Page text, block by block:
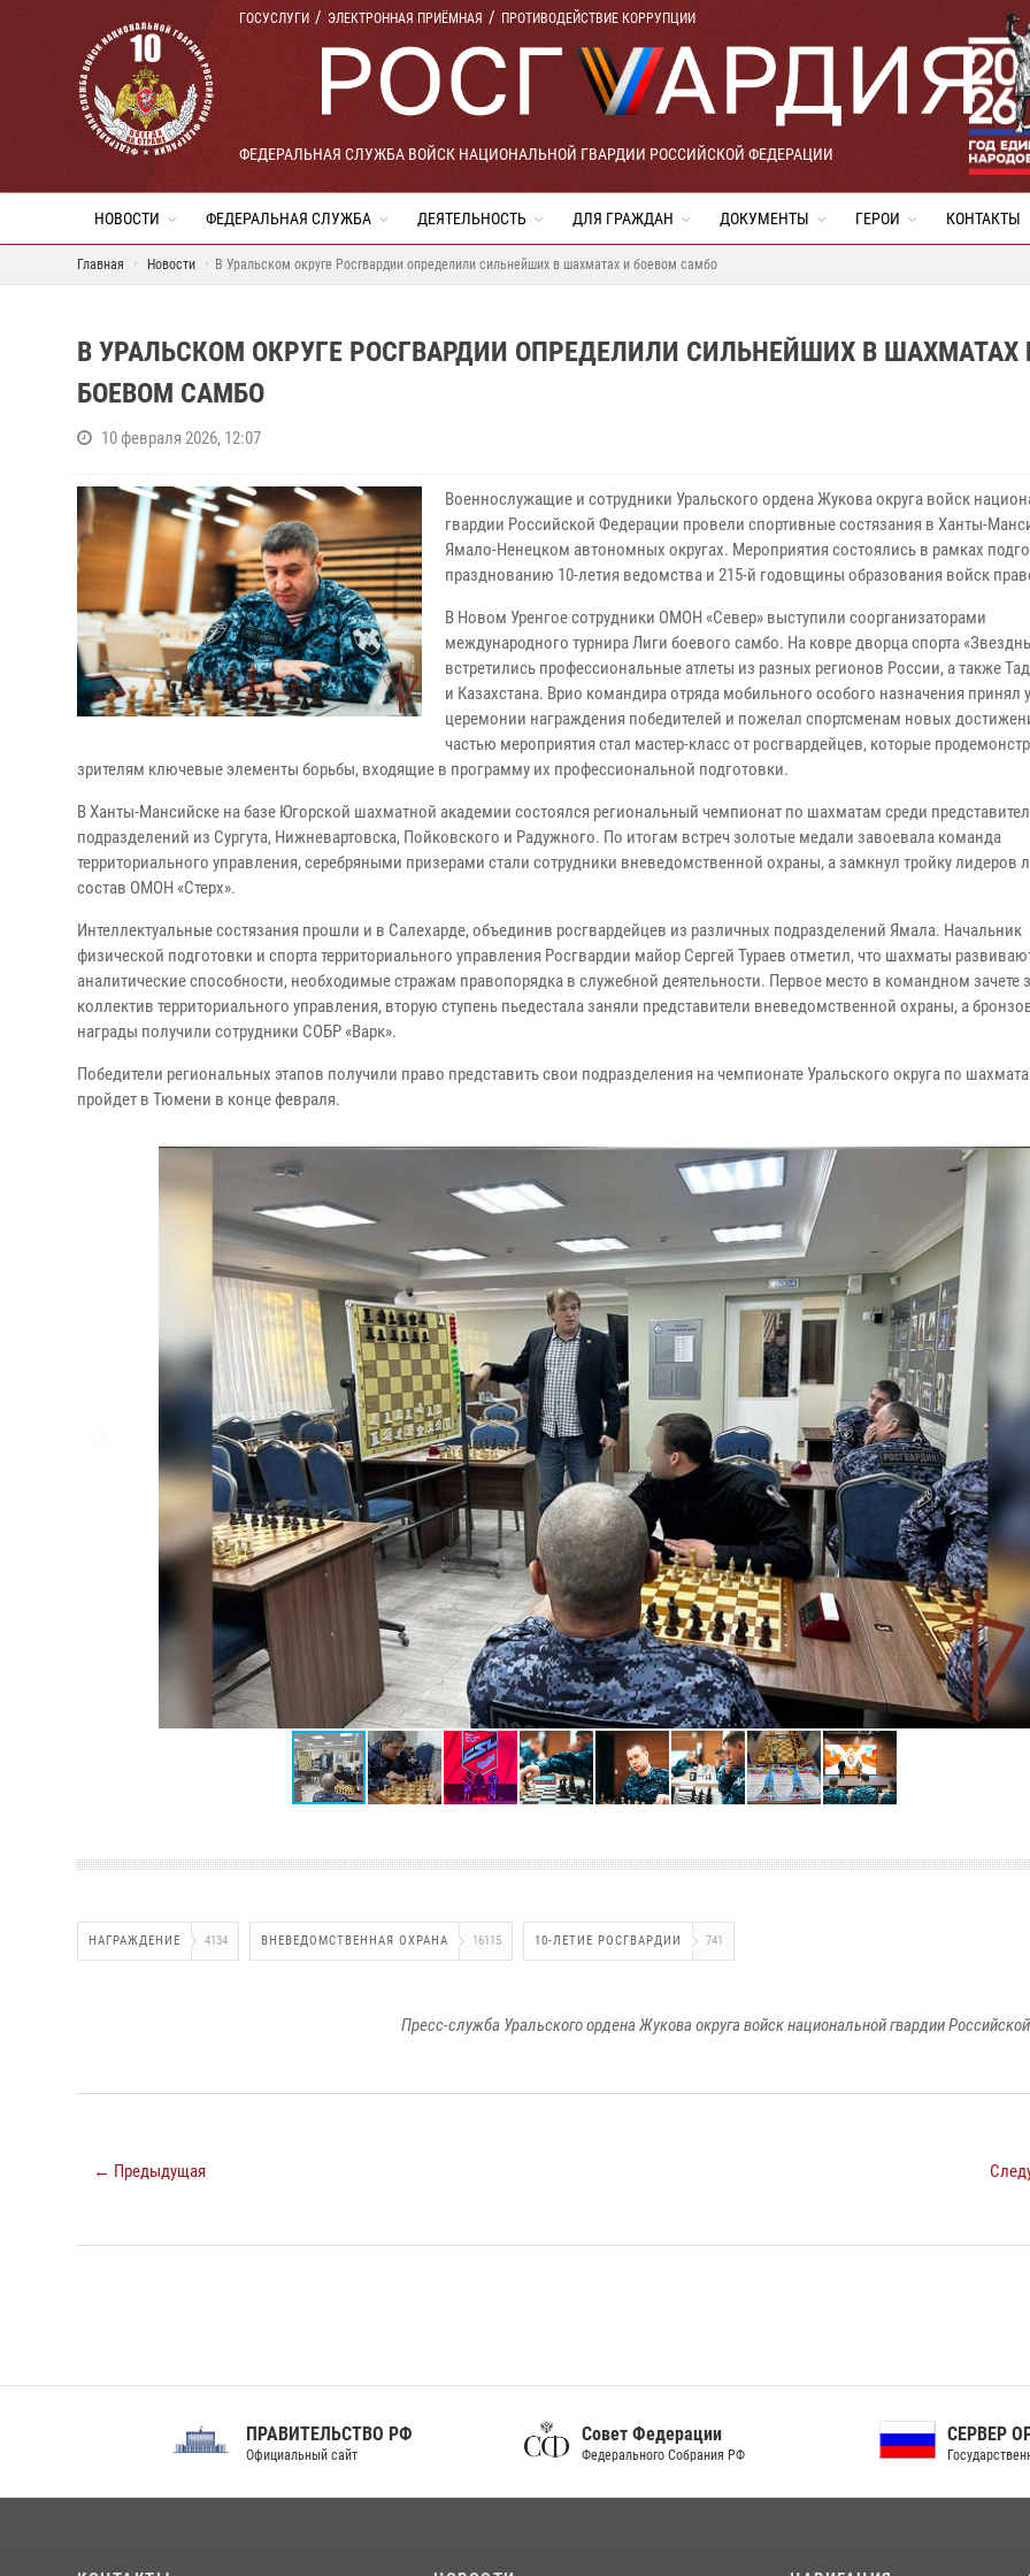
ГОСУСЛУГИ ЭЛЕКТРОННАЯ ПРИЁМНАЯ ПРОТИВОДЕЙСТВИЕ КОРРУПЦИИ
ФЕДЕРАЛЬНАЯ СЛУЖБА ВОЙСК НАЦИОНАЛЬНОЙ ГВАРДИИ РОССИЙСКОЙ ФЕДЕРАЦИИ
НОВОСТИ ФЕДЕРАЛЬНАЯ СЛУЖБА ДЕЯТЕЛЬНОСТЬ ДЛЯ ГРАЖДАН ДОКУМЕНТЫ ГЕРОИ КОНТАКТЫ
Главная Новости В Уральском округе Росгвардии определили сильнейших в шахматах и боевом самбо
В УРАЛЬСКОМ ОКРУГЕ РОСГВАРДИИ ОПРЕДЕЛИЛИ СИЛЬНЕЙШИХ В ШАХМАТАХ
БОЕВОМ САМБО
10 февраля 2026, 12:07
Военнослужащие и сотрудники Уральского ордена Жукова округа войск
гвардии Российской Федерации провели спортивные состязания в Ханты-
Ямало-Ненецком автономных округах. Мероприятия состоялись в рамках
празднованию 10-летия ведомства и 215-й годовщины образования войск
В Новом Уренгое сотрудники ОМОН «Север» выступили соорганизаторами
международного турнира Лиги боевого самбо. На ковре дворца спорта
встретились профессиональные атлеты из разных регионов России, а также
и Казахстана. Врио командира отряда мобильного особого назначения принял
церемонии награждения победителей и пожелал спортсменам новых
частью мероприятия стал мастер-класс от росгвардейцев, которые
зрителям ключевые элементы борьбы, входящие в программу их профессиональной подготовки.
В Ханты-Мансийске на базе Югорской шахматной академии состоялся региональный чемпионат по шахматам среди
подразделений из Сургута, Нижневартовска, Пойковского и Радужного. По итогам встреч золотые медали завоевала команда
территориального управления, серебряными призерами стали сотрудники вневедомственной охраны, а замкнул тройку лидеров
состав ОМОН «Стерх».
Интеллектуальные состязания прошли и в Салехарде, объединив росгвардейцев из различных подразделений Ямала. Начальник
физической подготовки и спорта территориального управления Росгвардии майор Сергей Тураев отметил, что шахматы
аналитические способности, необходимые стражам правопорядка в служебной деятельности. Первое место в командном зачете
коллектив территориального управления, вторую ступень пьедестала заняли представители вневедомственной охраны, а
награды получили сотрудники СОБР «Варк».
Победители региональных этапов получили право представить свои подразделения на чемпионате Уральского округа по
пройдет в Тюмени в конце февраля.
НАГРАЖДЕНИЕ 4134 ВНЕВЕДОМСТВЕННАЯ ОХРАНА 16115 10-ЛЕТИЕ РОСГВАРДИИ 741
Пресс-служба Уральского ордена Жукова округа войск национальной гвардии
← Предыдущая
ПРАВИТЕЛЬСТВО РФ
Официальный сайт
Совет Федерации
Федерального Собрания РФ
СЕРВЕР ОРГАНОВ
Государственной власти РФ